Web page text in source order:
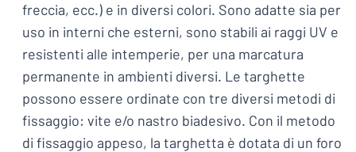
freccia, ecc.) e in diversi colori. Sono adatte sia per
uso in interni che esterni, sono stabili ai raggi UV e
resistenti alle intemperie, per una marcatura
permanente in ambienti diversi. Le targhette
possono essere ordinate con tre diversi metodi di
fissaggio: vite e/o nastro biadesivo. Con il metodo
di fissaggio appeso, la targhetta è dotata di un foro